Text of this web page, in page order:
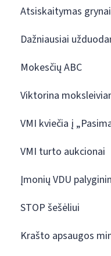
Atsiskaitymas
Dažniausiai
Mokesčių ABC
Viktorina
VMI kviečia į
VMI turto aukcionai
Įmonių VDU
STOP šešėliui
Krašto apsaugos